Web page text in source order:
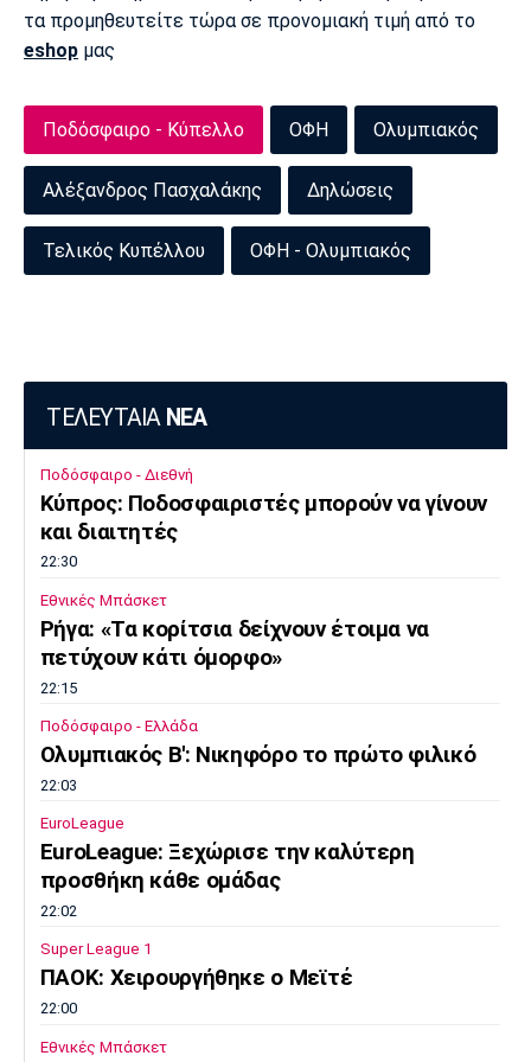
Πόρτο Μπενφίκα
τα προμηθευτείτε τώρα σε προνομιακή τιμή από το
eshop μας
Ποδόσφαιρο - Κύπελλο ΟΦΗ Ολυμπιακός
Αλέξανδρος Πασχαλάκης Δηλώσεις
Τελικός Κυπέλλου ΟΦΗ - Ολυμπιακός
ΤΕΛΕΥΤΑΙΑ ΝΕΑ
Ποδόσφαιρο - Διεθνή
Κύπρος: Ποδοσφαιριστές μπορούν να γίνουν
και διαιτητές
22:30
Εθνικές Μπάσκετ
Ρήγα: «Τα κορίτσια δείχνουν έτοιμα να
πετύχουν κάτι όμορφο»
22:15
Ποδόσφαιρο - Ελλάδα
Ολυμπιακός Β': Νικηφόρο το πρώτο φιλικό
22:03
EuroLeague
EuroLeague: Ξεχώρισε την καλύτερη
προσθήκη κάθε ομάδας
22:02
Super League 1
ΠΑΟΚ: Χειρουργήθηκε ο Μεϊτέ
22:00
Εθνικές Μπάσκετ